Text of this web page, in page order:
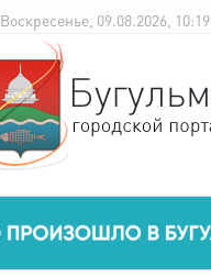
Воскресенье, 09.08.2026, 10:19